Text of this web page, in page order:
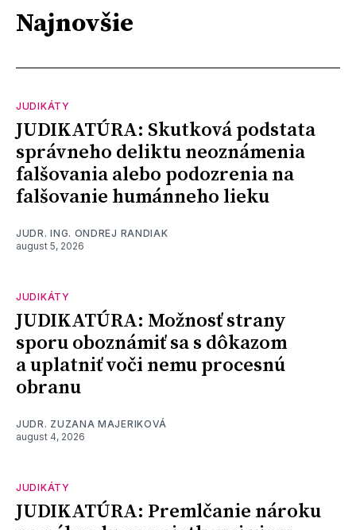
Najnovšie
JUDIKÁTY
JUDIKATÚRA: Skutková podstata
správneho deliktu neoznámenia
falšovania alebo podozrenia na
falšovanie humánneho lieku
JUDR. ING. ONDREJ RANDIAK
august 5, 2026
JUDIKÁTY
JUDIKATÚRA: Možnosť strany
sporu oboznámiť sa s dôkazom
a uplatniť voči nemu procesnú
obranu
JUDR. ZUZANA MAJERIKOVÁ
august 4, 2026
JUDIKÁTY
JUDIKATÚRA: Premlčanie nároku